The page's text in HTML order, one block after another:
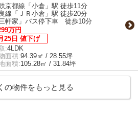
京都線「小倉」駅 徒歩11分
線「ＪＲ小倉」駅 徒歩20分
三軒家」バス停下車 徒歩10分
万円
25日 値下げ
:4LDK
面積:94.39㎡ / 28.55坪
面積:105.28㎡ / 31.84坪
の物件をもっと見る